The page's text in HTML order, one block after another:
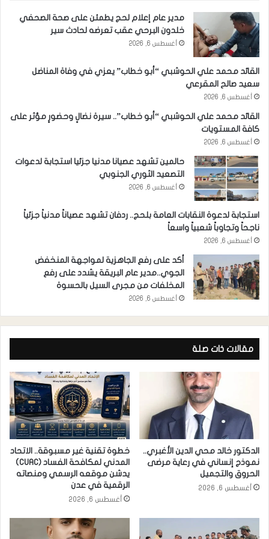
مدير عام إعلام لحج يطمئن على صحة الصحفي
خلدون البرحي عقب تعرضه لحادث سير
أغسطس 6, 2026
القائد محمد علي الحوشبي “أبو خطاب” يعزي في وفاة المناضل
سعيد صالح المقرعي
أغسطس 6, 2026
القائد محمد علي الحوشبي “أبو خطاب”.. سيرة نضالٍ وحضورٍ مؤثر على
كافة المستويات
أغسطس 6, 2026
حالمين تشهد عصيانا مدنيا جزئيا استجابة لدعوات
التصعيد الثوري الجنوبي
أغسطس 6, 2026
استجابة لدعوة النقابات العامة بلحج.. ردفان تشهد عصياناً مدنياً جزئياً
ناجحاً وتجاوباً شعبياً واسعاً
أغسطس 6, 2026
أكد على رفع الجاهزية لمواجهة المنخفض
الجوي..مدير عام البريقة يشدد على رفع
المخلفات من مجرى السيل بالحسوة
أغسطس 6, 2026
مقالات ذات صلة
الدكتور خالد محي الدين الأغبري..
نموذج إنساني في رعاية مرضى
الحروق والتجميل
أغسطس 6, 2026
خطوة تقنية غير مسبوقة.. الاتحاد
المدني لمكافحة الفساد (CUAC)
يدشن موقعه الرسمي ومنصاته
الرقمية في عدن
أغسطس 6, 2026